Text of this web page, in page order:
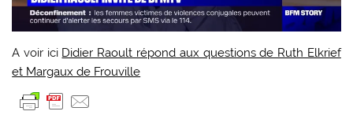
A voir ici Didier Raoult répond aux questions de Ruth Elkrief
et Margaux de Frouville